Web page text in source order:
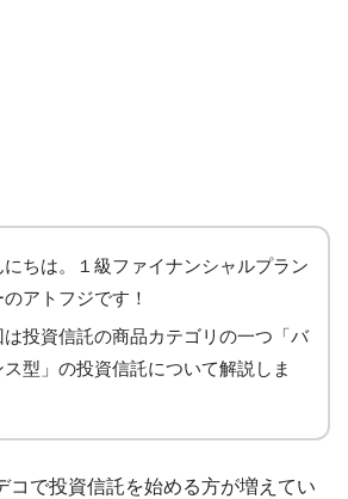
にちは。１級ファイナンシャルプラン
アトフジです！
は投資信託の商品カテゴリの一つ「バ
ス型」の投資信託について解説しま
コで投資信託を始める方が増えてい